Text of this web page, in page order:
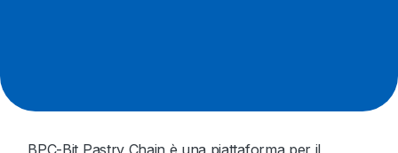
BPC-Bit Pastry Chain è una piattaforma per il